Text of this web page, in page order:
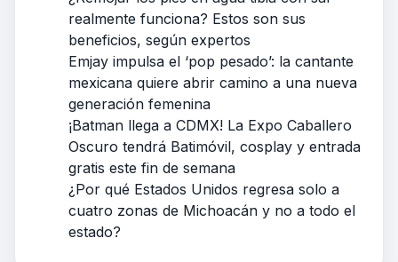
realmente funciona? Estos son sus
beneficios, según expertos
Emjay impulsa el ‘pop pesado’: la cantante
mexicana quiere abrir camino a una nueva
generación femenina
¡Batman llega a CDMX! La Expo Caballero
Oscuro tendrá Batimóvil, cosplay y entrada
gratis este fin de semana
¿Por qué Estados Unidos regresa solo a
cuatro zonas de Michoacán y no a todo el
estado?